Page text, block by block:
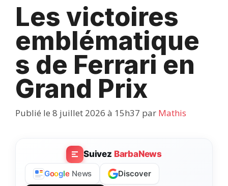
Les victoires
emblématique
s de Ferrari en
Grand Prix
Publié le 8 juillet 2026 à 15h37 par Mathis
Suivez BarbaNews
Google News Discover